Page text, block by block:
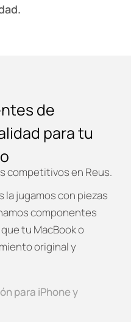
de
para tu
competitivos en Reus.
la jugamos con piezas
componentes
tu MacBook o
original y
para iPhone y